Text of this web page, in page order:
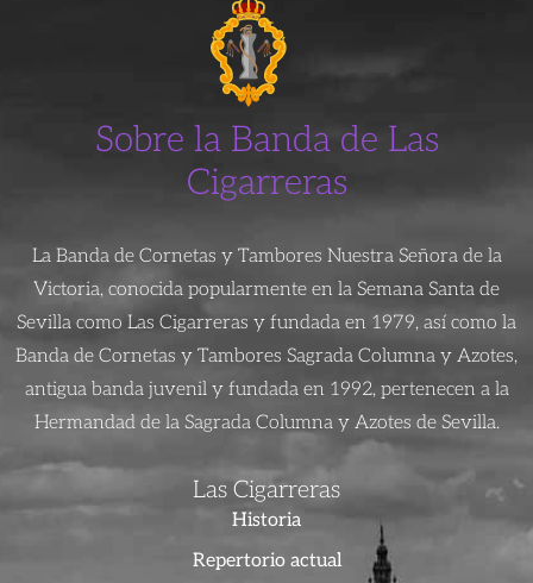
Sobre la Banda de Las
Cigarreras
La Banda de Cornetas y Tambores Nuestra Señora de la
Victoria, conocida popularmente en la Semana Santa de
Sevilla como Las Cigarreras y fundada en 1979, así como la
Banda de Cornetas y Tambores Sagrada Columna y Azotes,
antigua banda juvenil y fundada en 1992, pertenecen a la
Hermandad de la Sagrada Columna y Azotes de Sevilla.
Las Cigarreras
Historia
Repertorio actual